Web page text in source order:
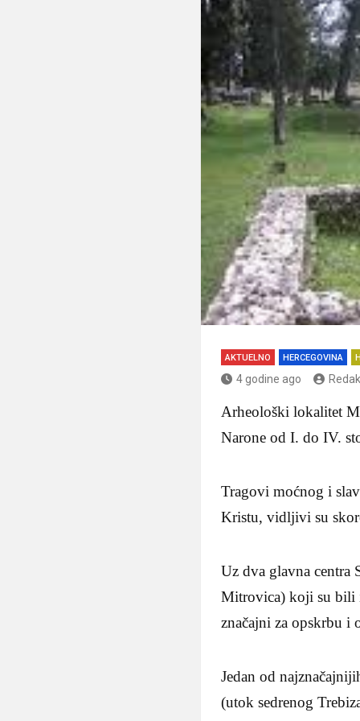
AKTUELNO HERCEGOVINA
4 godine ago
Arheološki lokalitet
Narone od I. do IV.
Tragovi moćnog i
Kristu, vidljivi su
Uz dva glavna centra
Mitrovica) koji su bili
značajni za opskrbu i
Jedan od
(utok sedrenog